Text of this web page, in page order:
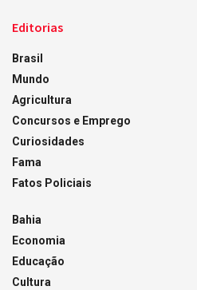
Editorias
Brasil
Mundo
Agricultura
Concursos e Emprego
Curiosidades
Fama
Fatos Policiais
Bahia
Economia
Educação
Cultura